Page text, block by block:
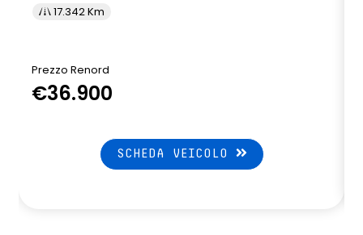
volante riscaldato
17.342 Km
Prezzo Renord
€36.900
SCHEDA VEICOLO